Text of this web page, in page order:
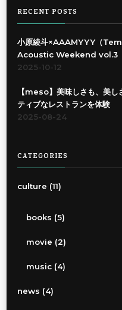
RECENT POSTS
小原綾斗×AAAMYYY（
Acoustic Weekend vol.3
2025-10-12
【meso】美味しさも、美
ティブなレストランを体験
2025-08-24
CATEGORIES
culture (11)
books (5)
movie (2)
music (4)
news (4)